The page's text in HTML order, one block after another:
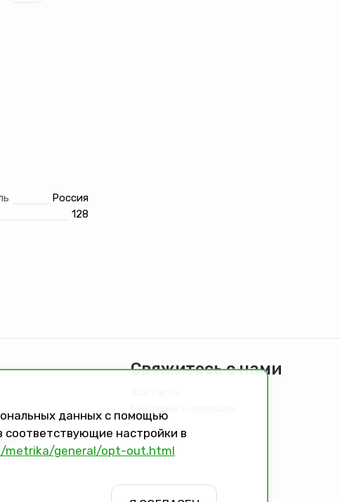
Россия
128
Свяжитесь с нами
данных с помощью
соответствующие настройки в
metrika/general/opt-out.html